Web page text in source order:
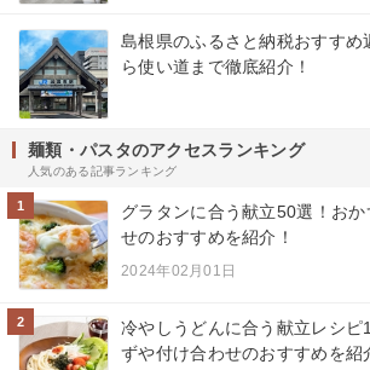
島根県のふるさと納税おすすめ
ら使い道まで徹底紹介！
麺類・パスタのアクセスランキング
人気のある記事ランキング
1
グラタンに合う献立50選！お
せのおすすめを紹介！
2024年02月01日
2
冷やしうどんに合う献立レシピ
ずや付け合わせのおすすめを紹